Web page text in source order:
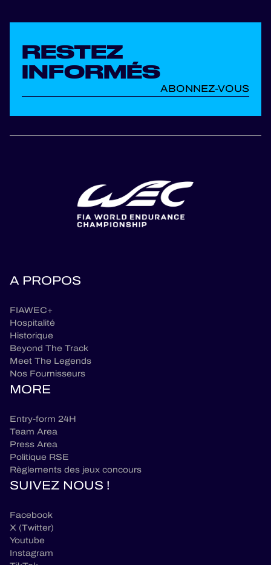
RESTEZ
INFORMÉS
ABONNEZ-VOUS
A PROPOS
FIAWEC+
Hospitalité
Historique
Beyond The Track
Meet The Legends
Nos Fournisseurs
MORE
Entry-form 24H
Team Area
Press Area
Politique RSE
Règlements des jeux concours
SUIVEZ NOUS !
Facebook
X (Twitter)
Youtube
Instagram